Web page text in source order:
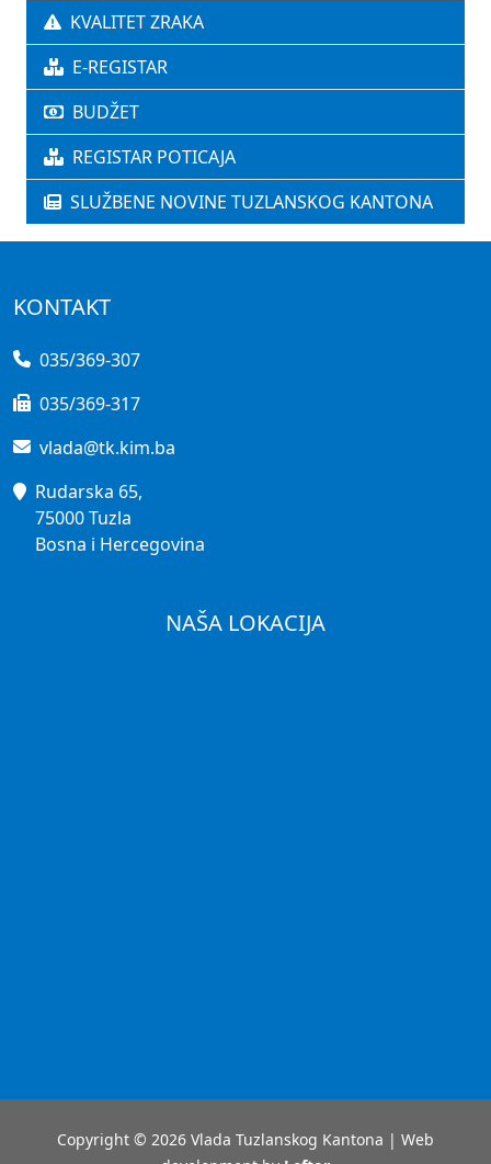
KVALITET ZRAKA
E-REGISTAR
BUDŽET
REGISTAR POTICAJA
SLUŽBENE NOVINE TUZLANSKOG KANTONA
KONTAKT
035/369-307
035/369-317
vlada@tk.kim.ba
Rudarska 65,
75000 Tuzla
Bosna i Hercegovina
NAŠA LOKACIJA
Copyright © 2026 Vlada Tuzlanskog Kantona | Web